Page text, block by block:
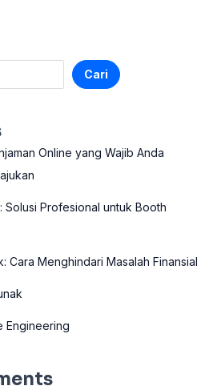
Cari
Online yang Wajib Anda
Profesional untuk Booth
Cara Menghindari Masalah Finansial
Engineering